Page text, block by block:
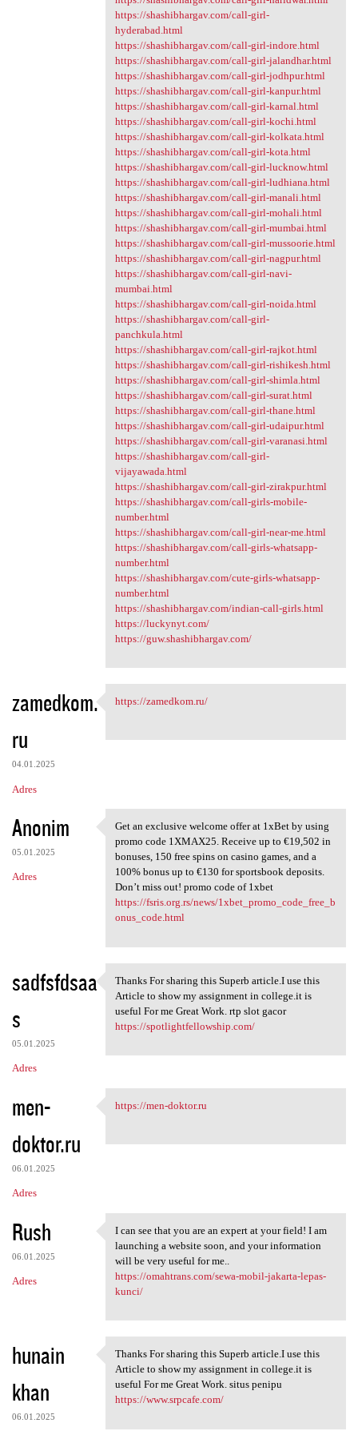
https://shashibhargav.com/call-girl-
hyderabad.html
https://shashibhargav.com/call-girl-indore.html
https://shashibhargav.com/call-girl-jalandhar.html
https://shashibhargav.com/call-girl-jodhpur.html
https://shashibhargav.com/call-girl-kanpur.html
https://shashibhargav.com/call-girl-karnal.html
https://shashibhargav.com/call-girl-kochi.html
https://shashibhargav.com/call-girl-kolkata.html
https://shashibhargav.com/call-girl-kota.html
https://shashibhargav.com/call-girl-lucknow.html
https://shashibhargav.com/call-girl-ludhiana.html
https://shashibhargav.com/call-girl-manali.html
https://shashibhargav.com/call-girl-mohali.html
https://shashibhargav.com/call-girl-mumbai.html
https://shashibhargav.com/call-girl-mussoorie.html
https://shashibhargav.com/call-girl-nagpur.html
https://shashibhargav.com/call-girl-navi-
mumbai.html
https://shashibhargav.com/call-girl-noida.html
https://shashibhargav.com/call-girl-
panchkula.html
https://shashibhargav.com/call-girl-rajkot.html
https://shashibhargav.com/call-girl-rishikesh.html
https://shashibhargav.com/call-girl-shimla.html
https://shashibhargav.com/call-girl-surat.html
https://shashibhargav.com/call-girl-thane.html
https://shashibhargav.com/call-girl-udaipur.html
https://shashibhargav.com/call-girl-varanasi.html
https://shashibhargav.com/call-girl-
vijayawada.html
https://shashibhargav.com/call-girl-zirakpur.html
https://shashibhargav.com/call-girls-mobile-
number.html
https://shashibhargav.com/call-girl-near-me.html
https://shashibhargav.com/call-girls-whatsapp-
number.html
https://shashibhargav.com/cute-girls-whatsapp-
number.html
https://shashibhargav.com/indian-call-girls.html
https://luckynyt.com/
https://guw.shashibhargav.com/
zamedkom.
ru
04.01.2025
Adres
https://zamedkom.ru/
https://zamedkom.ru/
Anonim
05.01.2025
Adres
Get an exclusive welcome
Get an exclusive welcome offer at 1xBet by using
promo code 1XMAX25. Receive up to €19,502 in
bonuses, 150 free spins on casino games, and a
100% bonus up to €130 for sportsbook deposits.
Don’t miss out! promo code of 1xbet
https://fsris.org.rs/news/1xbet_promo_code_free_b
onus_code.html
sadfsfdsaa
s
05.01.2025
Adres
Thanks For sharing this
Thanks For sharing this Superb article.I use this
Article to show my assignment in college.it is
useful For me Great Work. rtp slot gacor
https://spotlightfellowship.com/
men-
doktor.ru
06.01.2025
Adres
https://men-doktor.ru
https://men-doktor.ru
Rush
06.01.2025
Adres
I can see that you are an
I can see that you are an expert at your field! I am
launching a website soon, and your information
will be very useful for me..
https://omahtrans.com/sewa-mobil-jakarta-lepas-
kunci/
hunain
khan
06.01.2025
Thanks For sharing this
Thanks For sharing this Superb article.I use this
Article to show my assignment in college.it is
useful For me Great Work. situs penipu
https://www.srpcafe.com/